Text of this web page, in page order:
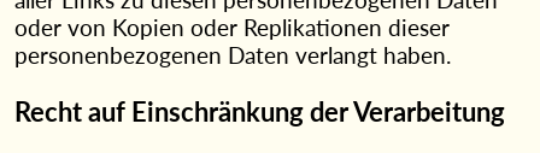
oder von Kopien oder Replikationen dieser
personenbezogenen Daten verlangt haben.
Recht auf Einschränkung der Verarbeitung